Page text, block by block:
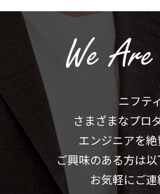
リ
し
い
ウ
ィ
開
き
有
(新
い
ウ
ィ
ン
ま
す)
ニフテ
さまざまなプロ
エンジニアを絶
ご興味のある方は
お気軽にご連